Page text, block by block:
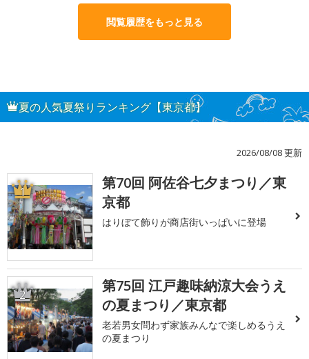
閲覧履歴をもっと見る
夏の人気夏祭りランキング【東京都】
2026/08/08 更新
1
第70回 阿佐谷七夕まつり／東
京都
はりぼて飾りが商店街いっぱいに登場
2
第75回 江戸趣味納涼大会うえ
の夏まつり／東京都
老若男女問わず家族みんなで楽しめるうえ
の夏まつり